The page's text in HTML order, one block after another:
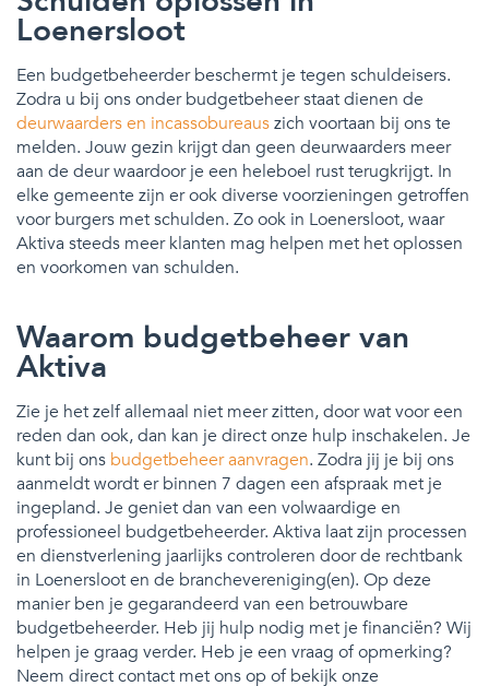
Loenersloot
Een budgetbeheerder beschermt je tegen schuldeisers.
Zodra u bij ons onder budgetbeheer staat dienen de
deurwaarders en incassobureauszich voortaan bij ons te
melden. Jouw gezin krijgt dan geen deurwaarders meer
aan de deur waardoor je een heleboel rust terugkrijgt. In
elke gemeente zijn er ook diverse voorzieningen getroffen
voor burgers met schulden. Zo ook in Loenersloot, waar
Aktiva steeds meer klanten mag helpen met het oplossen
en voorkomen van schulden.
Waarom budgetbeheer van
Aktiva
Zie je het zelf allemaal niet meer zitten, door wat voor een
reden dan ook, dan kan je direct onze hulp inschakelen. Je
kunt bij ons budgetbeheer aanvragen. Zodra jij je bij ons
aanmeldt wordt er binnen 7 dagen een afspraak met je
ingepland. Je geniet dan van een volwaardige en
professioneel budgetbeheerder. Aktiva laat zijn processen
en dienstverlening jaarlijks controleren door de rechtbank
in Loenersloot en de branchevereniging(en). Op deze
manier ben je gegarandeerd van een betrouwbare
budgetbeheerder. Heb jij hulp nodig met je financiën? Wij
helpen je graag verder. Heb je een vraag of opmerking?
Neem direct contact met ons op of bekijk onze